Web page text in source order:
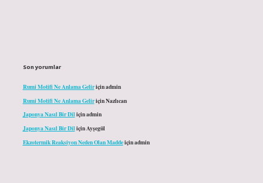
Son yorumlar
Rumi Motifi Ne Anlama Geliriçinadmin
Rumi Motifi Ne Anlama GeliriçinNazlıcan
Japonya Nasıl Bir Diliçinadmin
Japonya Nasıl Bir DiliçinAyşegül
Ekzotermik Reaksiyon Neden Olan Maddeiçinadmin